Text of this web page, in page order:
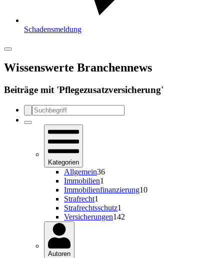
Schadensmeldung
Wissenswerte Branchennews
Beiträge mit 'Pflegezusatzversicherung'
Kategorien
Allgemein36
Immobilien1
Immobilienfinanzierung10
Strafrecht1
Strafrechtsschutz1
Versicherungen142
Autoren